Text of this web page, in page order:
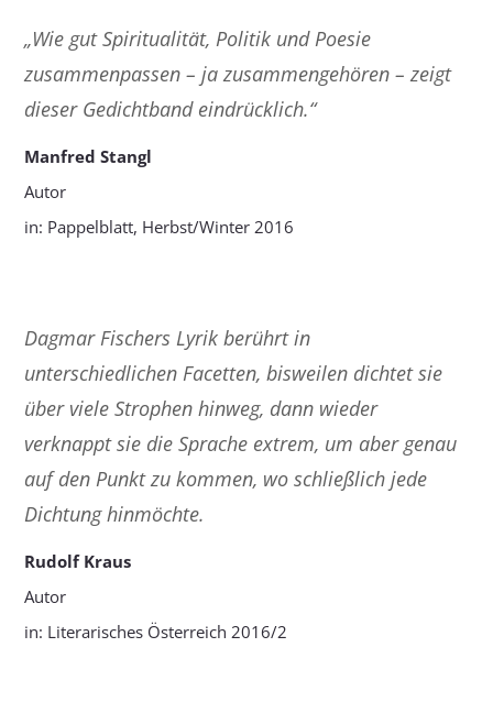
Manfred Stangl
Autor
in: Pappelblatt, Herbst/Winter 2016
„Wie gut Spiritualität, Politik und Poesie
zusammenpassen – ja zusammengehören – zeigt
dieser Gedichtband eindrücklich.“
Rudolf Kraus
Autor
in: Literarisches Österreich 2016/2
Dagmar Fischers Lyrik berührt in
unterschiedlichen Facetten, bisweilen dichtet sie
über viele Strophen hinweg, dann wieder
verknappt sie die Sprache extrem, um aber genau
auf den Punkt zu kommen, wo schließlich jede
Dichtung hinmöchte.